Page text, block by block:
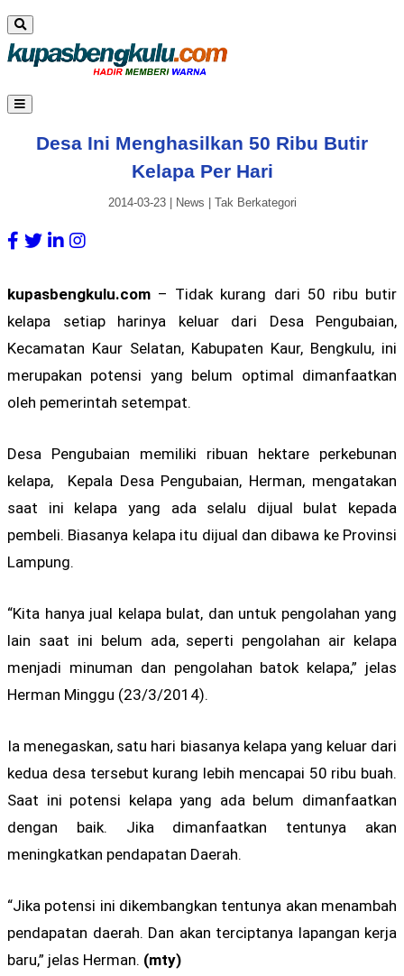
Desa Ini Menghasilkan 50 Ribu Butir
Kelapa Per Hari
2014-03-23| News Tak Berkategori
kupasbengkulu.com – Tidak kurang dari 50 ribu butir
kelapa setiap harinya keluar dari Desa Pengubaian,
Kecamatan Kaur Selatan, Kabupaten Kaur, Bengkulu, ini
merupakan potensi yang belum optimal dimanfaatkan
oleh pemerintah setempat.
Desa Pengubaian memiliki ribuan hektare perkebunan
kelapa, Kepala Desa Pengubaian, Herman, mengatakan
saat ini kelapa yang ada selalu dijual bulat kepada
pembeli. Biasanya kelapa itu dijual dan dibawa ke Provinsi
Lampung.
“Kita hanya jual kelapa bulat, dan untuk pengolahan yang
lain saat ini belum ada, seperti pengolahan air kelapa
menjadi minuman dan pengolahan batok kelapa,” jelas
Herman Minggu (23/3/2014).
Ia menegaskan, satu hari biasanya kelapa yang keluar dari
kedua desa tersebut kurang lebih mencapai 50 ribu buah.
Saat ini potensi kelapa yang ada belum dimanfaatkan
dengan baik. Jika dimanfaatkan tentunya akan
meningkatkan pendapatan Daerah.
“Jika potensi ini dikembangkan tentunya akan menambah
pendapatan daerah. Dan akan terciptanya lapangan kerja
baru,” jelas Herman. (mty)